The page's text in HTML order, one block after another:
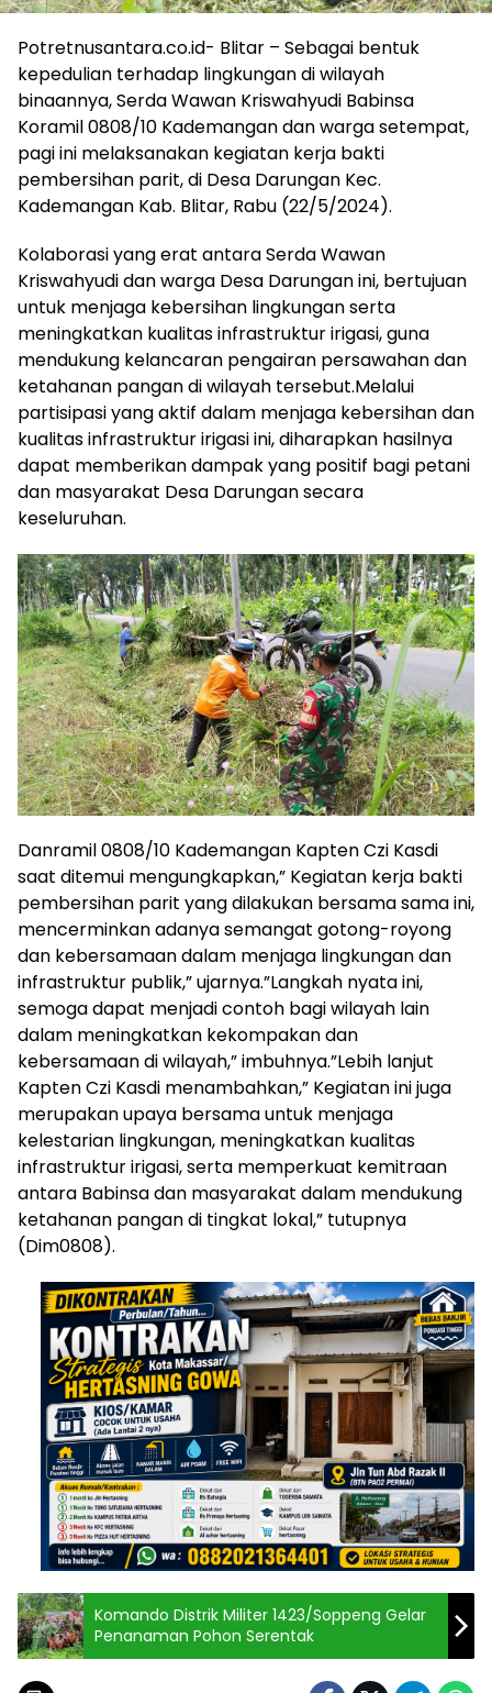
Potretnusantara.co.id- Blitar – Sebagai bentuk
kepedulian terhadap lingkungan di wilayah
binaannya, Serda Wawan Kriswahyudi Babinsa
Koramil 0808/10 Kademangan dan warga setempat,
pagi ini melaksanakan kegiatan kerja bakti
pembersihan parit, di Desa Darungan Kec.
Kademangan Kab. Blitar, Rabu (22/5/2024).
Kolaborasi yang erat antara Serda Wawan
Kriswahyudi dan warga Desa Darungan ini, bertujuan
untuk menjaga kebersihan lingkungan serta
meningkatkan kualitas infrastruktur irigasi, guna
mendukung kelancaran pengairan persawahan dan
ketahanan pangan di wilayah tersebut.Melalui
partisipasi yang aktif dalam menjaga kebersihan dan
kualitas infrastruktur irigasi ini, diharapkan hasilnya
dapat memberikan dampak yang positif bagi petani
dan masyarakat Desa Darungan secara
keseluruhan.
Danramil 0808/10 Kademangan Kapten Czi Kasdi
saat ditemui mengungkapkan,” Kegiatan kerja bakti
pembersihan parit yang dilakukan bersama sama ini,
mencerminkan adanya semangat gotong-royong
dan kebersamaan dalam menjaga lingkungan dan
infrastruktur publik,” ujarnya.”Langkah nyata ini,
semoga dapat menjadi contoh bagi wilayah lain
dalam meningkatkan kekompakan dan
kebersamaan di wilayah,” imbuhnya.”Lebih lanjut
Kapten Czi Kasdi menambahkan,” Kegiatan ini juga
merupakan upaya bersama untuk menjaga
kelestarian lingkungan, meningkatkan kualitas
infrastruktur irigasi, serta memperkuat kemitraan
antara Babinsa dan masyarakat dalam mendukung
ketahanan pangan di tingkat lokal,” tutupnya
(Dim0808).
Komando Distrik Militer 1423/Soppeng Gelar
Penanaman Pohon Serentak